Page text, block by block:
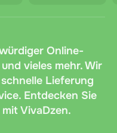
Online-
vieles mehr. Wir
Lieferung
Entdecken Sie
VivaDzen.